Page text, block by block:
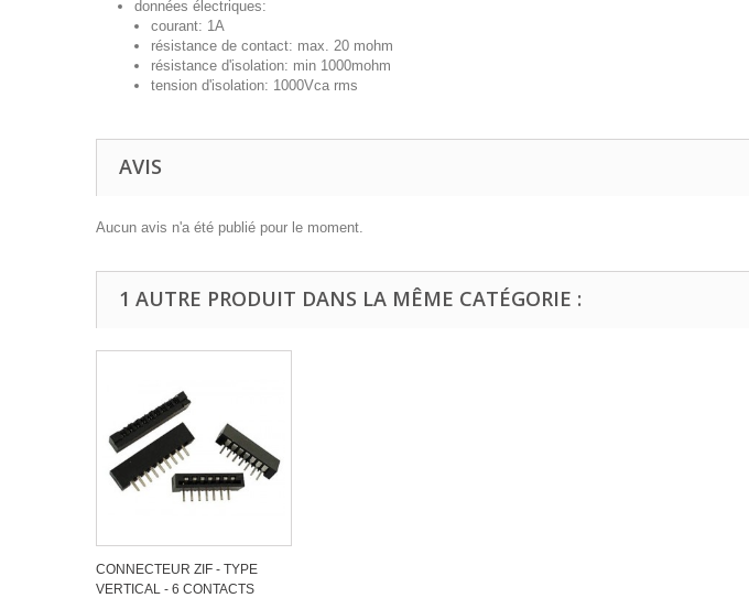
données électriques:
courant: 1A
résistance de contact: max. 20 mohm
résistance d'isolation: min 1000mohm
tension d'isolation: 1000Vca rms
AVIS
Aucun avis n'a été publié pour le moment.
1 AUTRE PRODUIT DANS LA MÊME CATÉGORIE :
CONNECTEUR ZIF - TYPE
VERTICAL - 6 CONTACTS